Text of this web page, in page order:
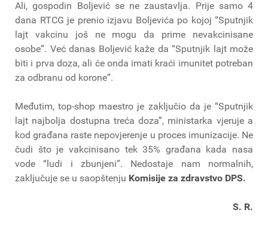
Ali, gospodin Boljević se ne zaustavlja. Prije samo 4
dana RTCG je prenio izjavu Boljevića po kojoj “Sputnjik
lajt vakcinu još ne mogu da prime nevakcinisane
osobe”. Već danas Boljević kaže da “Sputnjik lajt može
biti i prva doza, ali će onda imati kraći imunitet potreban
za odbranu od korone”.
Međutim, top-shop maestro je zaključio da je “Sputnjik
lajt najbolja dostupna treća doza”, ministarka vjeruje a
kod građana raste nepovjerenje u proces imunizacije. Ne
čudi što je vakcinisano tek 35% građana kada nasa
vode “ludi i zbunjeni”. Nedostaje nam normalnih,
zaključuje se u saopštenju Komisije za zdravstvo DPS.
S. R.